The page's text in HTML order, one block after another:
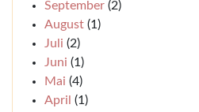
September (2)
August (1)
Juli (2)
Juni (1)
Mai (4)
April (1)